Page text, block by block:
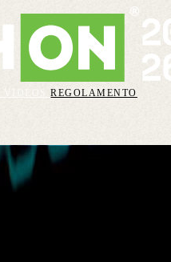
VIDEOSREGOLAMENTO